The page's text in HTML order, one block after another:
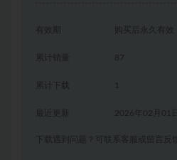
有效期 购买后永久有效
累计销量 87
累计下载 1
2026年02月01日
下载遇到问题？可联系客服或留言反馈